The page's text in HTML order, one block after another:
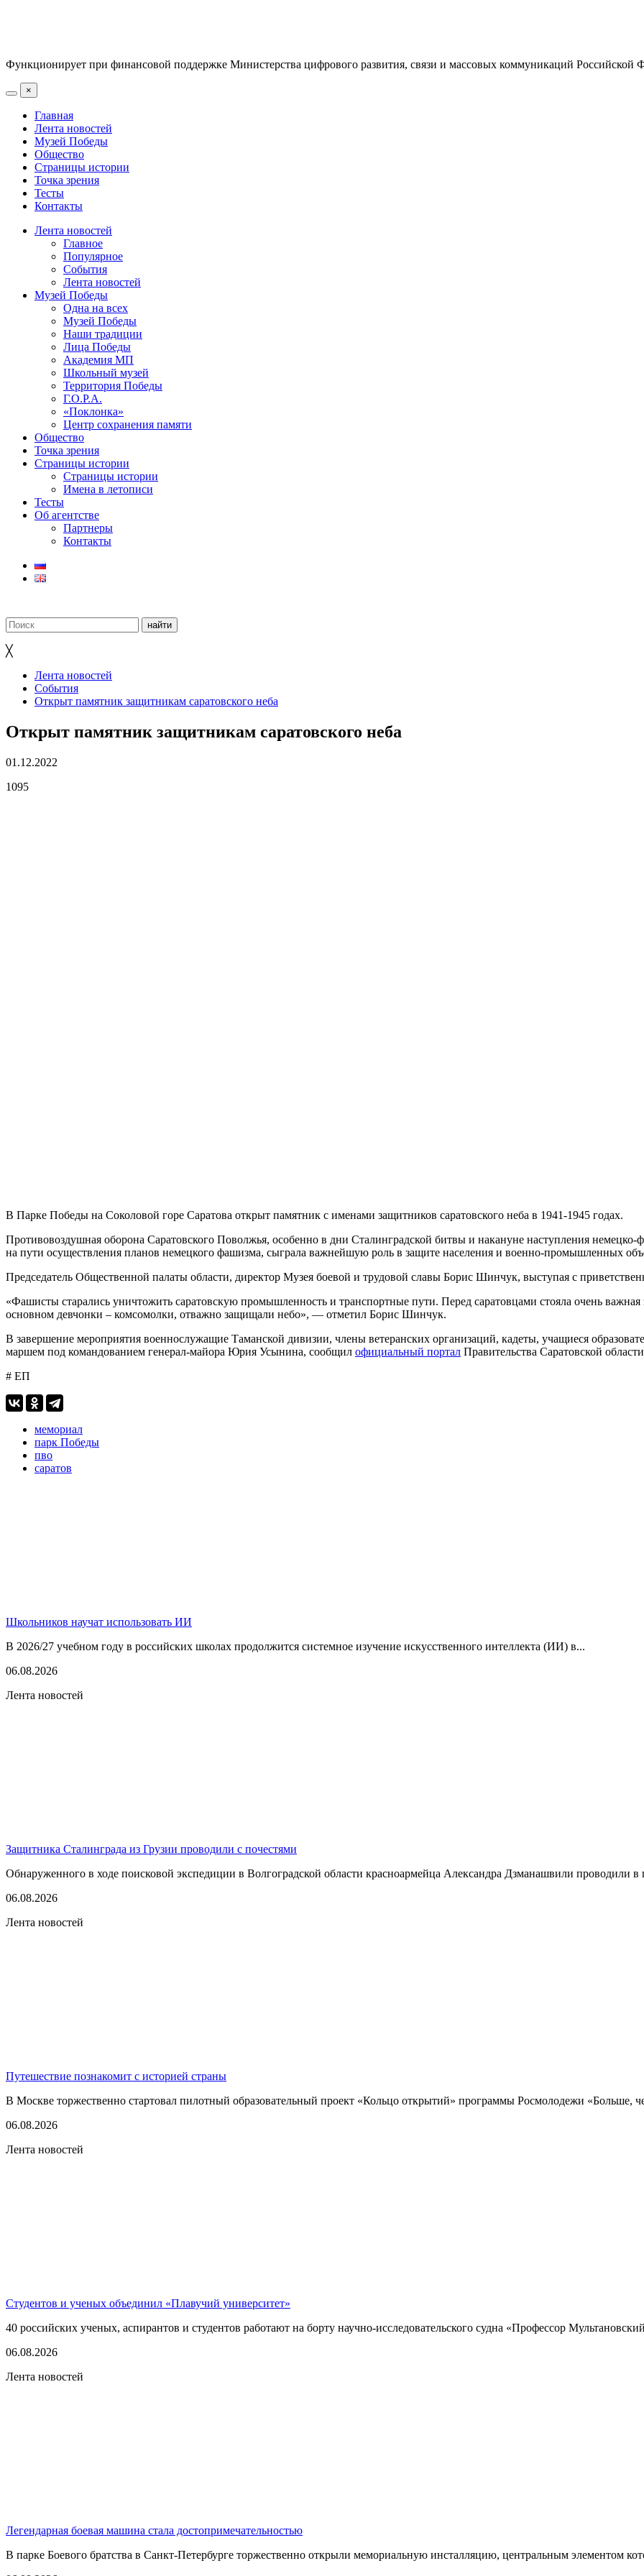
Функционирует при финансовой поддержке Министерства цифрового развития, связи и массовых коммуникаций Российской
×
Главная
Лента новостей
Музей Победы
Общество
Страницы истории
Точка зрения
Тесты
Контакты
Лента новостей
Главное
Популярное
События
Лента новостей
Музей Победы
Одна на всех
Музей Победы
Наши традиции
Лица Победы
Академия МП
Школьный музей
Территория Победы
Г.О.Р.А.
«Поклонка»
Центр сохранения памяти
Общество
Точка зрения
Страницы истории
Страницы истории
Имена в летописи
Тесты
Об агентстве
Партнеры
Контакты
╳
Лента новостей
События
Открыт памятник защитникам саратовского неба
Открыт памятник защитникам саратовского неба
01.12.2022
1095
В Парке Победы на Соколовой горе Саратова открыт памятник с именами защитников саратовского неба в 1941-1945 годах.
Противовоздушная оборона Саратовского Поволжья, особенно в дни Сталинградской битвы и накануне наступления
на пути осуществления планов немецкого фашизма, сыграла важнейшую роль в защите населения и военно-промышленных
Председатель Общественной палаты области, директор Музея боевой и трудовой славы Борис Шинчук, выступая с
«Фашисты старались уничтожить саратовскую промышленность и транспортные пути. Перед саратовцами стояла очень
основном девчонки – комсомолки, отважно защищали небо», — отметил Борис Шинчук.
В завершение мероприятия военнослужащие Таманской дивизии, члены ветеранских организаций, кадеты, учащиеся
маршем под командованием генерал-майора Юрия Усынина, сообщил официальный портал Правительства Саратовской
# ЕП
мемориал
парк Победы
пво
саратов
Школьников научат использовать ИИ
В 2026/27 учебном году в российских школах продолжится системное изучение искусственного интеллекта (ИИ) в...
06.08.2026
Лента новостей
Защитника Сталинграда из Грузии проводили с почестями
Обнаруженного в ходе поисковой экспедиции в Волгоградской области красноармейца Александра Дзманашвили проводили в
06.08.2026
Лента новостей
Путешествие познакомит с историей страны
В Москве торжественно стартовал пилотный образовательный проект «Кольцо открытий» программы Росмолодежи «Больше,
06.08.2026
Лента новостей
Студентов и ученых объединил «Плавучий университет»
40 российских ученых, аспирантов и студентов работают на борту научно-исследовательского судна «Профессор
06.08.2026
Лента новостей
Легендарная боевая машина стала достопримечательностью
В парке Боевого братства в Санкт-Петербурге торжественно открыли мемориальную инсталляцию, центральным элементом